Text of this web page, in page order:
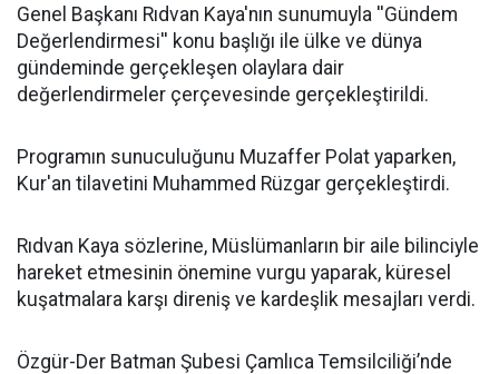
Genel Başkanı Rıdvan Kaya'nın sunumuyla ''Gündem
Değerlendirmesi'' konu başlığı ile ülke ve dünya
gündeminde gerçekleşen olaylara dair
değerlendirmeler çerçevesinde gerçekleştirildi.
Programın sunuculuğunu Muzaffer Polat yaparken,
Kur'an tilavetini Muhammed Rüzgar gerçekleştirdi.
Rıdvan Kaya sözlerine, Müslümanların bir aile bilinciyle
hareket etmesinin önemine vurgu yaparak, küresel
kuşatmalara karşı direniş ve kardeşlik mesajları verdi.
Özgür-Der Batman Şubesi Çamlıca Temsilciliği’nde